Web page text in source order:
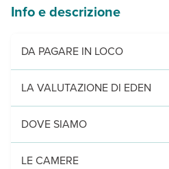
Info e descrizione
DA PAGARE IN LOCO
Servizi obbligatori:animali su
LA VALUTAZIONE DI EDEN
Centro Benessere di 1500 m
Immerso in un parco naturale
Struttura con una lunga storia
DOVE SIAMO
Nova Levante, impianti di risalita
LE CAMERE